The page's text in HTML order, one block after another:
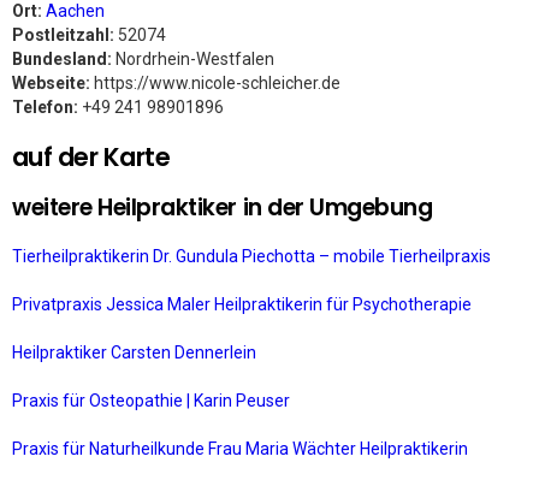
Ort: Aachen
Postleitzahl: 52074
Bundesland: Nordrhein-Westfalen
Webseite: https://www.nicole-schleicher.de
Telefon: +49 241 98901896
auf der Karte
weitere Heilpraktiker in der Umgebung
Tierheilpraktikerin Dr. Gundula Piechotta – mobile Tierheilpraxis
Privatpraxis Jessica Maler Heilpraktikerin für Psychotherapie
Heilpraktiker Carsten Dennerlein
Praxis für Osteopathie | Karin Peuser
Praxis für Naturheilkunde Frau Maria Wächter Heilpraktikerin